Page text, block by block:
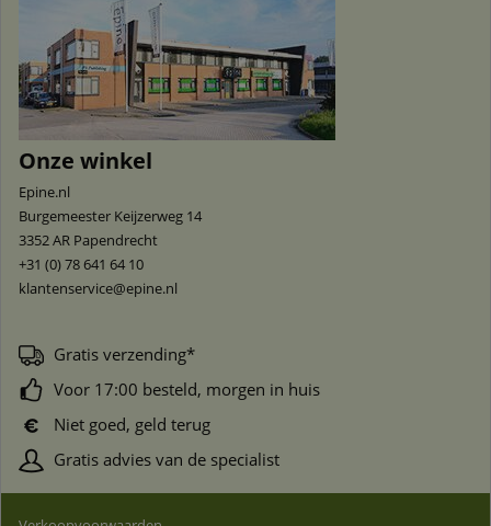
Onze winkel
Epine.nl
Burgemeester Keijzerweg 14
3352 AR Papendrecht
+31 (0) 78 641 64 10
klantenservice@epine.nl
Gratis verzending*
Voor 17:00 besteld, morgen in huis
Niet goed, geld terug
Gratis advies van de specialist